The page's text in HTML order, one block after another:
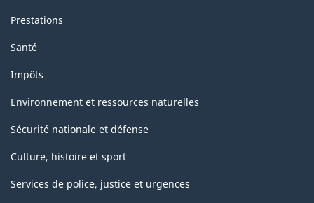
Prestations
Santé
Impôts
Environnement et ressources naturelles
Sécurité nationale et défense
Culture, histoire et sport
Services de police, justice et urgences